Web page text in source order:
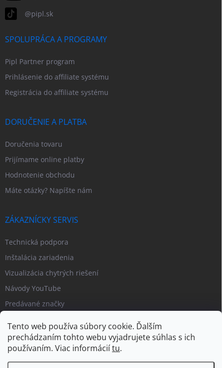
Tento web používa súbory cookie. Ďalším
prechádzaním tohto webu vyjadrujete súhlas s ich
používaním. Viac informáciítu.
@pipl.sk
SPOLUPRÁCA A PROGRAMY
Pipl Partner program
Prihlásenie do affiliate systému
Registrácia do affiliate systému
DORUČENIE A PLATBA
Doručenia tovaru
Prijímame online platby
Hodnotenie obchodu
Máte otázky? Napíšte nám
ZÁKAZNÍCKY SERVIS
Technická podpora
Inštalácia zariadenia
Vizualizácia chytrých riešení
Návody YouTube
Predávané značky